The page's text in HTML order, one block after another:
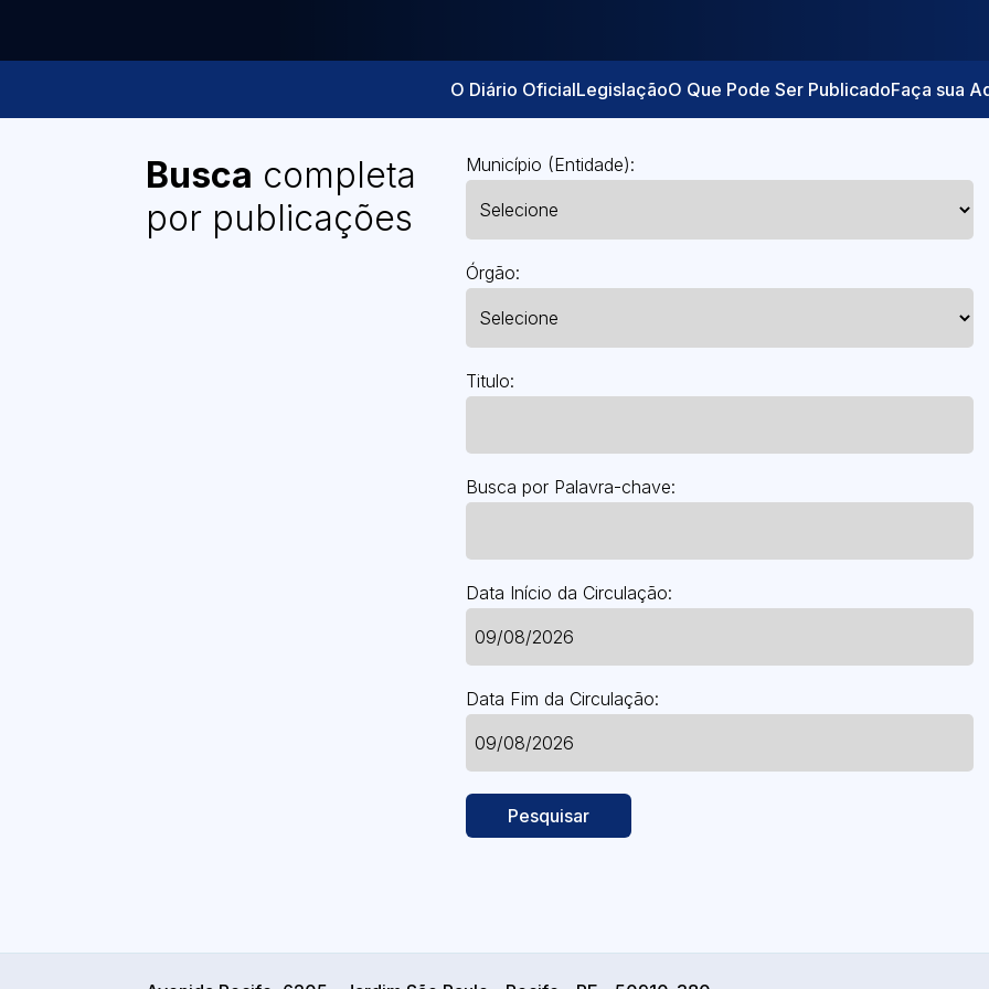
O Diário OficialLegislaçãoO Que Pode Ser PublicadoFaça sua
Busca completa
por publicações
Município (Entidade):
Órgão:
Titulo:
Busca por Palavra-chave:
Data Início da Circulação:
Data Fim da Circulação:
Pesquisar